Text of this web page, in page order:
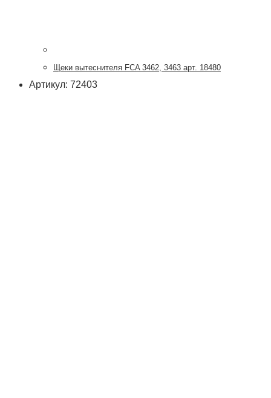
Щеки вытеснителя FCA 3462, 3463 арт. 18480
Артикул: 72403